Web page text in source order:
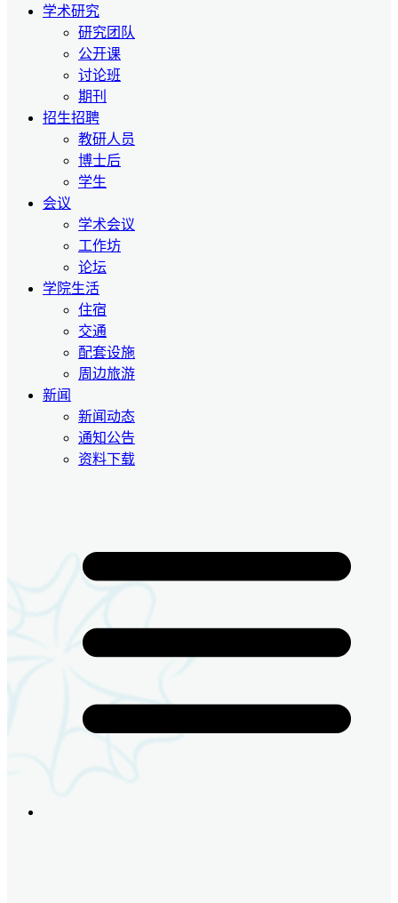
学术研究
研究团队
公开课
讨论班
期刊
招生招聘
教研人员
博士后
学生
会议
学术会议
工作坊
论坛
学院生活
住宿
交通
配套设施
周边旅游
新闻
新闻动态
通知公告
资料下载